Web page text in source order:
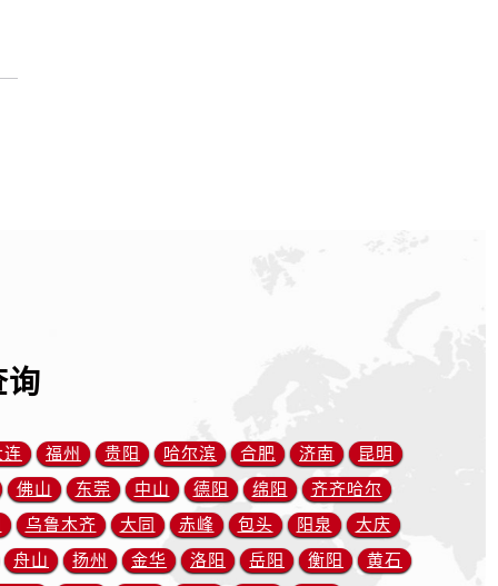
询
连 福州 贵阳 哈尔滨 合肥 济南
昆明
佛山 东莞 中山 德阳 绵阳
齐齐哈尔
乌鲁木齐 大同 赤峰 包头 阳泉
大庆
舟山 扬州 金华 洛阳 岳阳 衡阳
黄石